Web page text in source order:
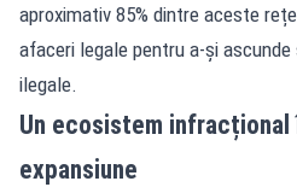
aproximativ 85% dintre aceste
afaceri legale pentru a-și
ilegale.
Un ecosistem infracțional
expansiune